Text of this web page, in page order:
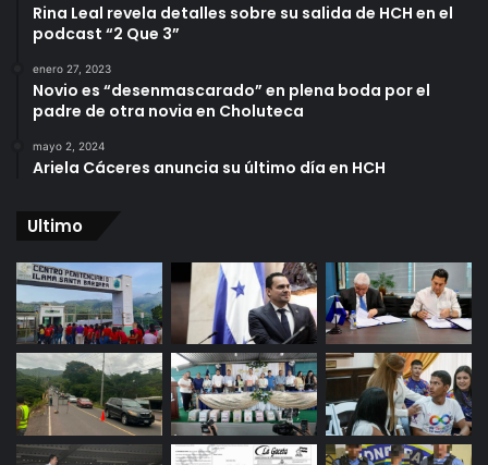
Rina Leal revela detalles sobre su salida de HCH en el
podcast “2 Que 3”
enero 27, 2023
Novio es “desenmascarado” en plena boda por el
padre de otra novia en Choluteca
mayo 2, 2024
Ariela Cáceres anuncia su último día en HCH
Ultimo